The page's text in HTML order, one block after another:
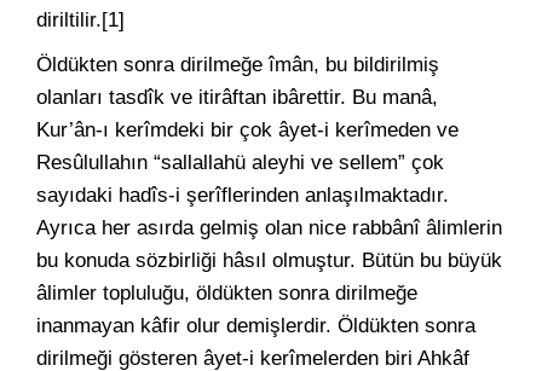
diriltilir.[1]
Öldükten sonra dirilmeğe îmân, bu bildirilmiş
olanları tasdîk ve itirâftan ibârettir. Bu manâ,
Kur’ân-ı kerîmdeki bir çok âyet-i kerîmeden ve
Resûlullahın “sallallahü aleyhi ve sellem” çok
sayıdaki hadîs-i şerîflerinden anlaşılmaktadır.
Ayrıca her asırda gelmiş olan nice rabbânî âlimlerin
bu konuda sözbirliği hâsıl olmuştur. Bütün bu büyük
âlimler topluluğu, öldükten sonra dirilmeğe
inanmayan kâfir olur demişlerdir. Öldükten sonra
dirilmeği gösteren âyet-i kerîmelerden biri Ahkâf